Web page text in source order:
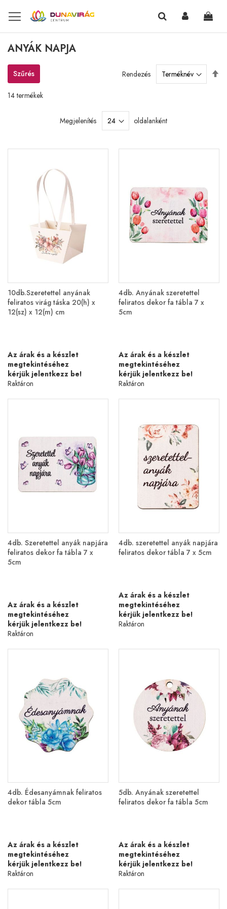
ANYÁK NAPJA
14termékek
Rendezés
Megjelenítés oldalanként
10db.Szeretettel anyának
feliratos virág táska 20(h) x
12(sz) x 12(m) cm
Az árak és a készlet
megtekintéséhez
kérjük jelentkezz be!
Raktáron
4db. Anyának szeretettel
feliratos dekor fa tábla 7 x
5cm
Az árak és a készlet
megtekintéséhez
kérjük jelentkezz be!
Raktáron
4db. Szeretettel anyák napjára
feliratos dekor fa tábla 7 x
5cm
Az árak és a készlet
megtekintéséhez
kérjük jelentkezz be!
Raktáron
4db. szeretettel anyák napjára
feliratos dekor tábla 7 x 5cm
Az árak és a készlet
megtekintéséhez
kérjük jelentkezz be!
Raktáron
4db. Édesanyámnak feliratos
dekor tábla 5cm
Az árak és a készlet
megtekintéséhez
kérjük jelentkezz be!
Raktáron
5db. Anyának szeretettel
feliratos dekor fa tábla 5cm
Az árak és a készlet
megtekintéséhez
kérjük jelentkezz be!
Raktáron
Szűrés